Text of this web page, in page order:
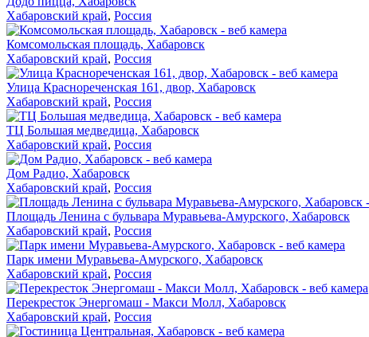
Хабаровский край, Россия
Комсомольская площадь, Хабаровск
Хабаровский край, Россия
Улица Краснореченская 161, двор, Хабаровск
Хабаровский край, Россия
ТЦ Большая медведица, Хабаровск
Хабаровский край, Россия
Дом Радио, Хабаровск
Хабаровский край, Россия
Площадь Ленина с бульвара Муравьева-Амурского, Хабаровск
Хабаровский край, Россия
Парк имени Муравьева-Амурского, Хабаровск
Хабаровский край, Россия
Перекресток Энергомаш - Макси Молл, Хабаровск
Хабаровский край, Россия